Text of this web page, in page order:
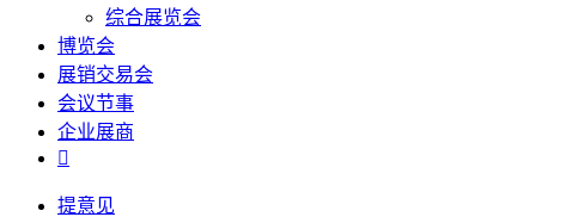
综合展览会
博览会
展销交易会
会议节事
企业展商

提意见